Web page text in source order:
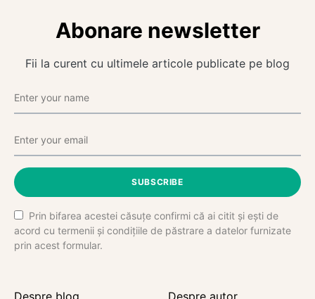
Abonare newsletter
Fii la curent cu ultimele articole publicate pe blog
SUBSCRIBE
Prin bifarea acestei căsuțe confirmi că ai citit și ești de
acord cu termenii și condițiile de păstrare a datelor furnizate
prin acest formular.